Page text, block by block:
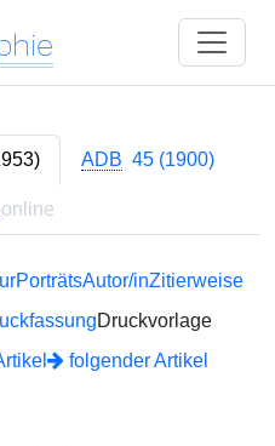
ADB 45 (1900)
PorträtsAutor/inZitierweise
Druckvorlage
folgender Artikel